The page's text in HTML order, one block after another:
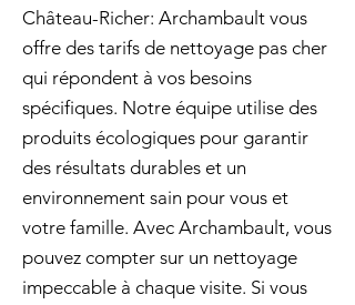
Château-Richer: Archambault vous
offre des tarifs de nettoyage pas cher
qui répondent à vos besoins
spécifiques. Notre équipe utilise des
produits écologiques pour garantir
des résultats durables et un
environnement sain pour vous et
votre famille. Avec Archambault, vous
pouvez compter sur un nettoyage
impeccable à chaque visite. Si vous